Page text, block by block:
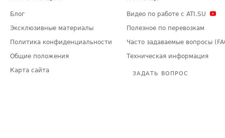
Блог
Эксклюзивные материалы
Политика конфиденциальности
Общие положения
Карта сайта
Видео по работе с ATI.SU
Полезное по перевозкам
Часто задаваемые вопросы
Техническая информация
ЗАДАТЬ ВОПРОС